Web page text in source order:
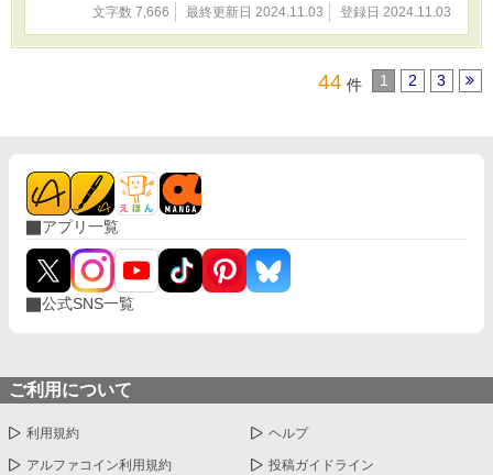
文字数 7,666 最終更新日 2024.11.03 登録日 2024.11.03
44 件 1 2 3
アプリ一覧
公式SNS一覧
ご利用について
利用規約 ヘルプ
アルファコイン利用規約 投稿ガイドライン